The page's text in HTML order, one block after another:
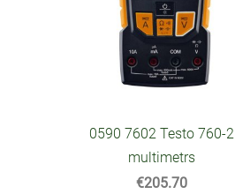
0590 7602 Testo 760-2
multimetrs
€205.70